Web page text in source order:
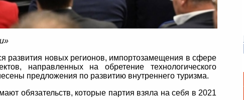
развития новых регионов, импортозамещения в сфере
направленных на обретение технологического
предложения по развитию внутреннего туризма.
обязательств, которые партия взяла на себя в 2021